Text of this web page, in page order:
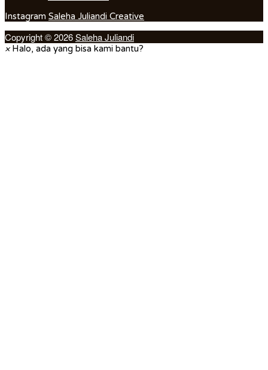
Instagram Saleha Juliandi Creative
Copyright © 2026Saleha Juliandi
× Halo, ada yang bisa kami bantu?